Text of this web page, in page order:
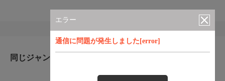
エラー
通信に問題が発生しました[error]
同じジャンルのおすすめ番組